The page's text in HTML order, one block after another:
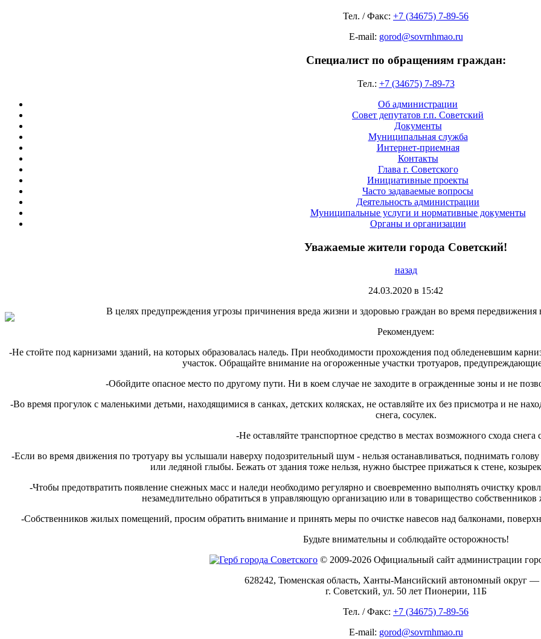
Тел. / Факс: +7 (34675) 7-89-56
E-mail: gorod@sovrnhmao.ru
Специалист по обращениям граждан:
Тел.: +7 (34675) 7-89-73
Об администрации
Совет депутатов г.п. Советский
Документы
Муниципальная служба
Интернет-приемная
Контакты
Глава г. Советского
Инициативные проекты
Часто задаваемые вопросы
Деятельность администрации
Муниципальные услуги и нормативные документы
Органы и организации
Уважаемые жители города Советский!
назад
24.03.2020 в 15:42
В целях предупреждения угрозы причинения вреда жизни и здоровью граждан во время передвижения
Рекомендуем:
-Не стойте под карнизами зданий, на которых образовалась наледь. При необходимости прохождения под обледеневшим
участок. Обращайте внимание на огороженные участки тротуаров,
-Обойдите опасное место по другому пути. Ни в коем случае не заходите в огражденные зоны и не
-Во время прогулок с маленькими детьми, находящимися в санках, детских колясках, не оставляйте их без присмотра и не
снега, сосулек.
-Не оставляйте транспортное средство в местах возможного схода
-Если во время движения по тротуару вы услышали наверху подозрительный шум - нельзя останавливаться, поднимать
или ледяной глыбы. Бежать от здания тоже нельзя, нужно быстрее прижаться к стене,
-Чтобы предотвратить появление снежных масс и наледи необходимо регулярно и своевременно выполнять очистку
незамедлительно обратиться в управляющую организацию или в товарищество
-Собственников жилых помещений, просим обратить внимание и принять меры по очистке навесов над балконами,
Будьте внимательны и соблюдайте осторожность!
© 2009-2026 Официальный сайт администрации
628242, Тюменская область, Ханты-Мансийский автономный округ
г. Советский, ул. 50 лет Пионерии, 11Б
Тел. / Факс: +7 (34675) 7-89-56
E-mail: gorod@sovrnhmao.ru